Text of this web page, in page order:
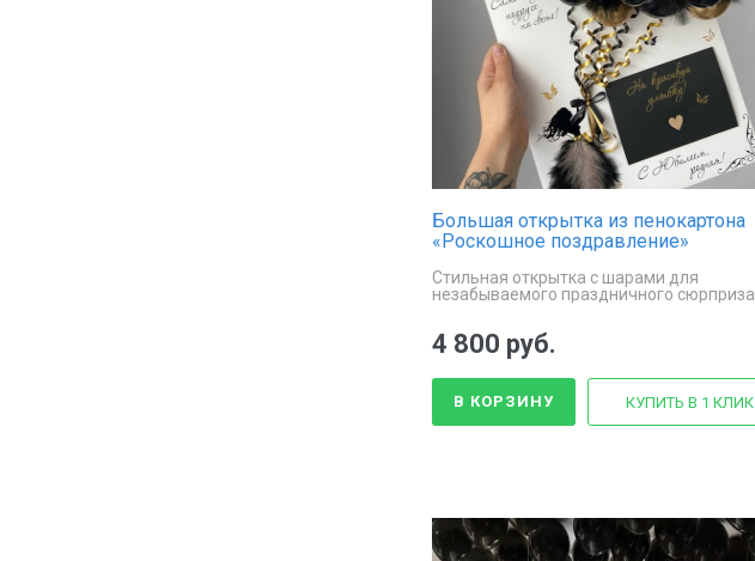
Большая открытка из пенокартона
«Роскошное поздравление»
Стильная открытка с шарами для
незабываемого праздничного сюрприза
4 800 руб.
В КОРЗИНУ КУПИТЬ В 1 КЛИК